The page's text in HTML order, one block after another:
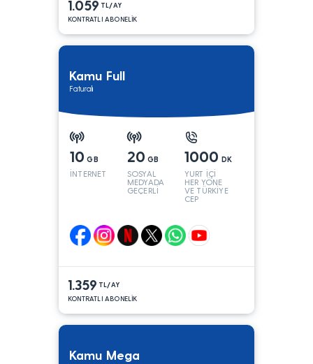
1.059 TL/AY
KONTRATLI ABONELİK
Kamu Full
Faturalı
10 GB
İNTERNET
20 GB
SOSYAL
MEDYADA
GEÇERLİ
1000 DK
YURT İÇİ
HER YÖNE
VE TÜRKİYE
CEP
1.359 TL/AY
KONTRATLI ABONELİK
Kamu Mega